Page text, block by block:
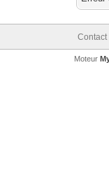
Contact
Moteur